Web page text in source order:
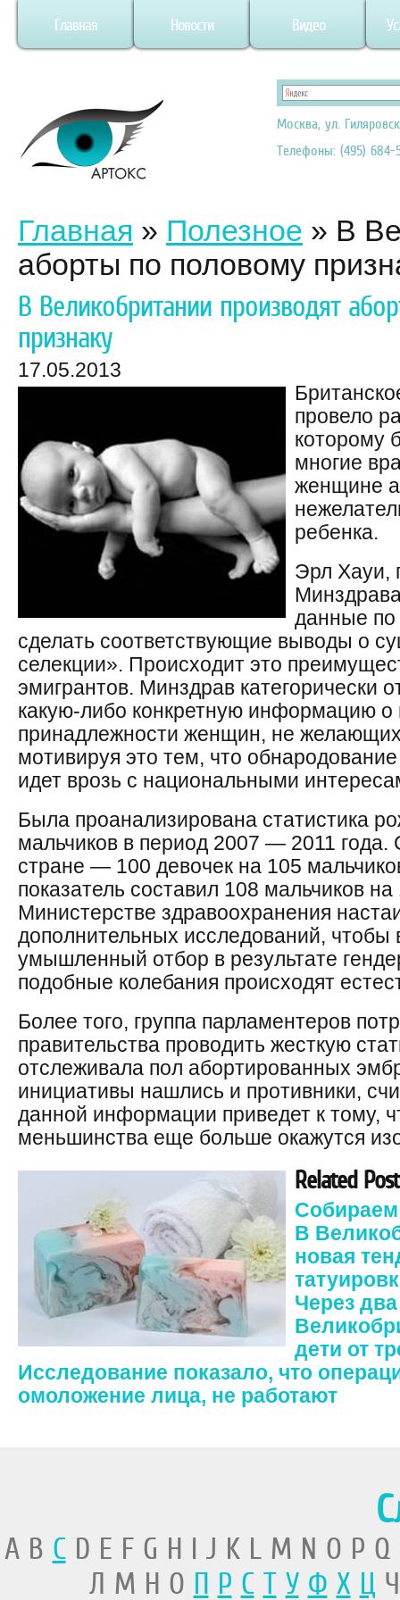
Главная Новости Видео
Москва, ул.
Телефоны: (495) 684-
Главная » Полезное » В
аборты по половому
В Великобритании производят
признаку
17.05.2013
провело
которому
многие
женщине
ребенка.
Эрл Хауи,
данные по
сделать соответствующие выводы о
селекции». Происходит это
эмигрантов. Минздрав категорически
какую-либо конкретную информацию о
принадлежности женщин, не
мотивируя это тем, что
идет врозь с национальными
Была проанализирована статистика
мальчиков в период 2007 — 2011 года.
стране — 100 девочек на 105
показатель составил 108 мальчиков
Министерстве здравоохранения
дополнительных исследований, чтобы
умышленный отбор в результате
подобные колебания происходят
Более того, группа парламентеров
правительства проводить жесткую
отслеживала пол абортированных
инициативы нашлись и противники,
данной информации приведет к тому,
меньшинства еще больше окажутся
Related
В
новая
Через
дети от
Исследование показало, что
омоложение лица, не работают
A B CD E F G H I J K L M N O P
Л М Н О П Р С Т У Ф Х Ц